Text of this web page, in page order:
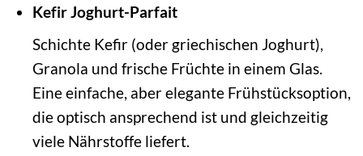
Kefir Joghurt-Parfait
Schichte Kefir (oder griechischen Joghurt),
Granola und frische Früchte in einem Glas.
Eine einfache, aber elegante Frühstücksoption,
die optisch ansprechend ist und gleichzeitig
viele Nährstoffe liefert.